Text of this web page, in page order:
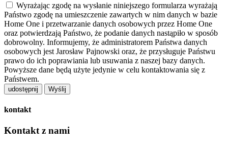
Wyrażając zgodę na wysłanie niniejszego formularza wyrażają
Państwo zgodę na umieszczenie zawartych w nim danych w bazie
Home One i przetwarzanie danych osobowych przez Home One
oraz potwierdzają Państwo, że podanie danych nastąpiło w sposób
dobrowolny. Informujemy, że administratorem Państwa danych
osobowych jest Jarosław Pajnowski oraz, że przysługuje Państwu
prawo do ich poprawiania lub usuwania z naszej bazy danych.
Powyższe dane będą użyte jedynie w celu kontaktowania się z
Państwem.
udostępnij
kontakt
Kontakt z nami